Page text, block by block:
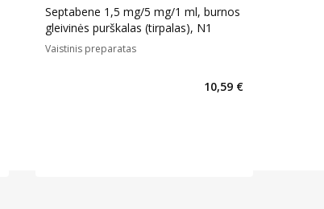
Septabene 1,5 mg/5 mg/1 ml, burnos
gleivinės purškalas (tirpalas), N1
Vaistinis preparatas
10,59 €